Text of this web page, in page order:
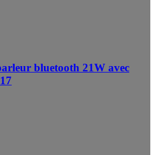
bluetooth 21W avec